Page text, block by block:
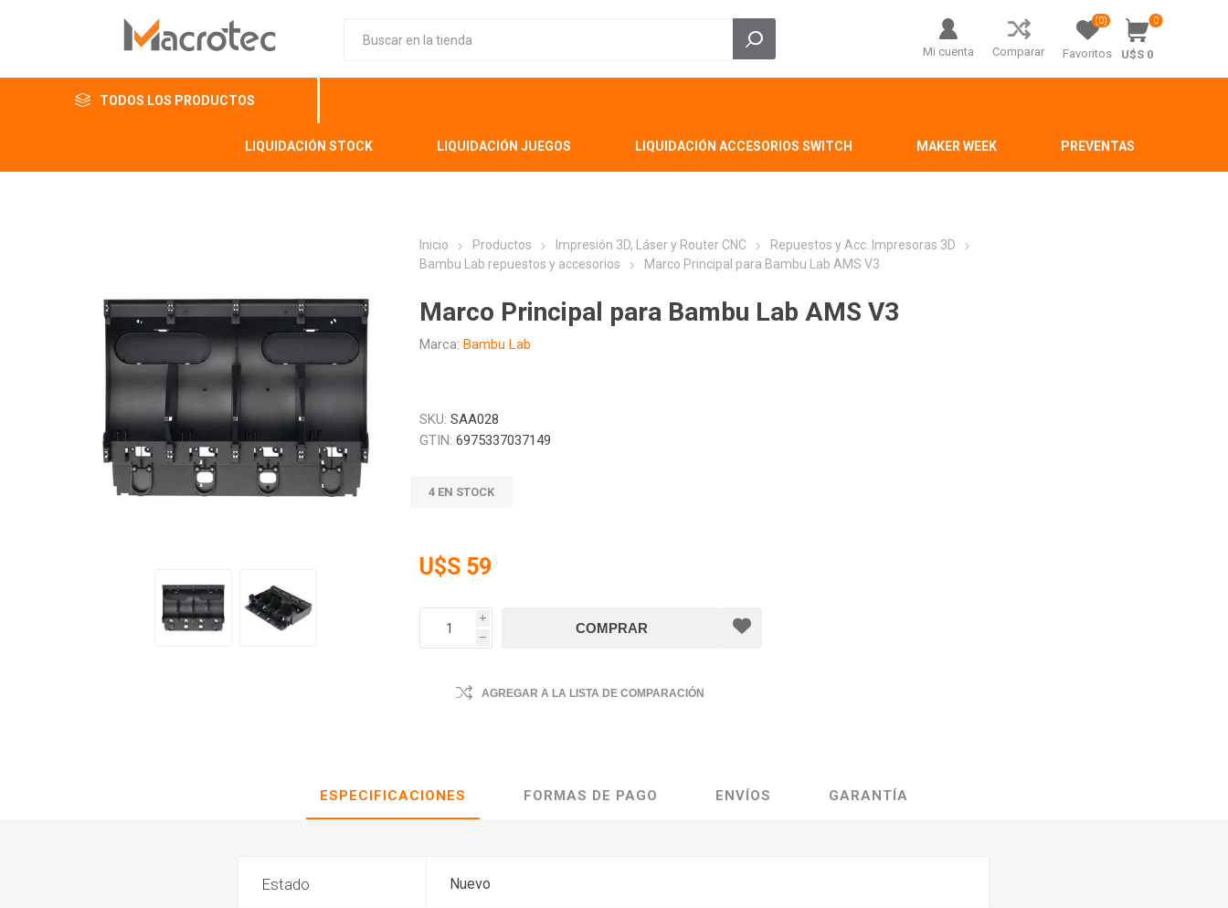
Mi cuenta Comparar Favoritos
(0) 0
U$S 0
TODOS LOS PRODUCTOS
LIQUIDACIÓN STOCK LIQUIDACIÓN JUEGOS LIQUIDACIÓN ACCESORIOS SWITCH MAKER WEEK PREVENTAS
Inicio Productos Impresión 3D, Láser y Router CNC
Repuestos y Acc. Impresoras 3D
Bambu Lab repuestos y accesorios
Marco Principal para Bambu Lab AMS V3
Marco Principal para Bambu Lab AMS V3
Marca: Bambu Lab
SKU: SAA028
GTIN: 6975337037149
4 EN STOCK
U$S 59
i
h
AGREGAR A LA LISTA DE COMPARACIÓN
ESPECIFICACIONES FORMAS DE PAGO ENVÍOS GARANTÍA
Estado Nuevo